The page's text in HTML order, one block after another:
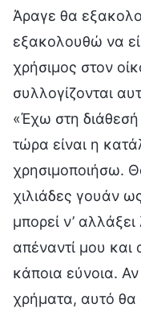
Άραγε θα
εξακολουθώ να
χρήσιμος στον
συλλογίζονται
«Έχω στη
τώρα είναι η
χρησιμοποιήσω.
χιλιάδες γουάν
μπορεί ν’
απέναντί μου και
κάποια εύνοια.
χρήματα, αυτό θα